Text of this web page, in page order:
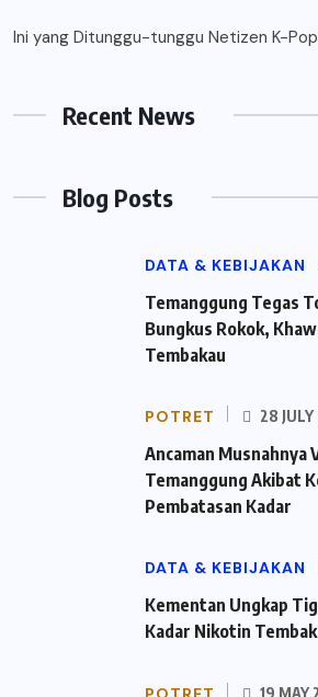
Ini yang Ditunggu-tunggu Netizen K-
Recent News
Blog Posts
DATA & KEBIJAKAN
Temanggung Tegas
Bungkus Rokok,
Tembakau
POTRET 28
Ancaman Musnahnya
Temanggung Akibat
Pembatasan Kadar
DATA & KEBIJAKAN
Kementan Ungkap
Kadar Nikotin
19 MAY